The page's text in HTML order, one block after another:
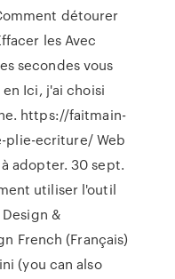
détourer
les Avec
secondes vous
Ici, j'ai choisi
https://faitmain-
ecriture/ Web
adopter. 30 sept.
utiliser l'outil
&
French (Français)
(you can also